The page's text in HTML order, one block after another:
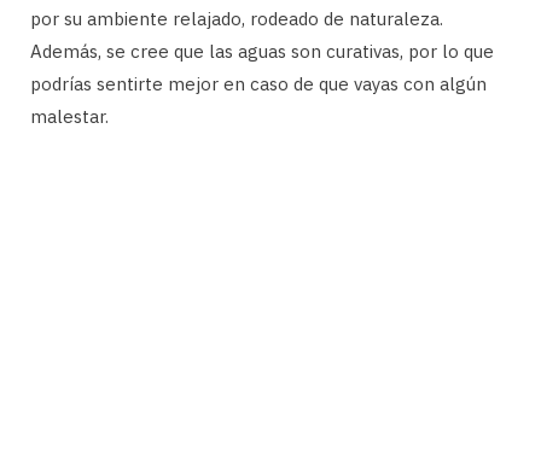
por su ambiente relajado, rodeado de naturaleza.
Además, se cree que las aguas son curativas, por lo que
podrías sentirte mejor en caso de que vayas con algún
malestar.